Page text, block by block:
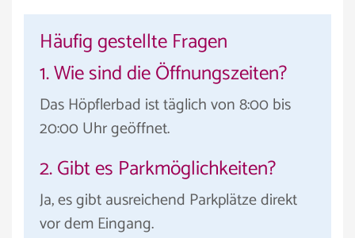
Häufig gestellte Fragen
1. Wie sind die Öffnungszeiten?
Das Höpflerbad ist täglich von 8:00 bis
20:00 Uhr geöffnet.
2. Gibt es Parkmöglichkeiten?
Ja, es gibt ausreichend Parkplätze direkt
vor dem Eingang.